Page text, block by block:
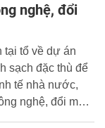
nghệ, đổi
tại tổ về dự án
sạch đặc thù để
tế nhà nước,
nghệ, đổi mới